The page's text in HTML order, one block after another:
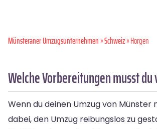
Münsteraner Umzugsunternehmen»Schweiz» Horgen
Welche Vorbereitungen musst
Wenn du deinen Umzug von
dabei, den Umzug reibungslos zu